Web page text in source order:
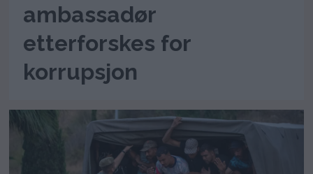
ambassadør
etterforskes for
korrupsjon